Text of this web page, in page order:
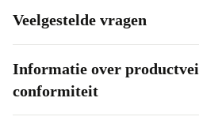
Veelgestelde vragen
Informatie over
conformiteit